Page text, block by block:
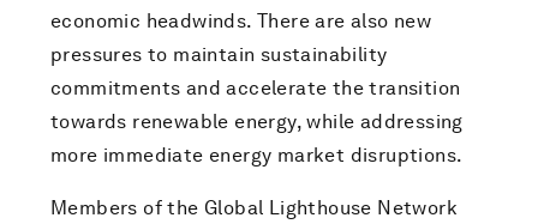
economic headwinds. There are also new
pressures to maintain sustainability
commitments and accelerate the transition
towards renewable energy, while addressing
more immediate energy market disruptions.
Members of the Global Lighthouse Network